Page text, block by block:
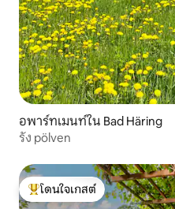
อพาร์ทเมนท์ใน Bad Häring
รัง pölven
โดนใจเกสต์ที่สุด
โดนใจเกสต์